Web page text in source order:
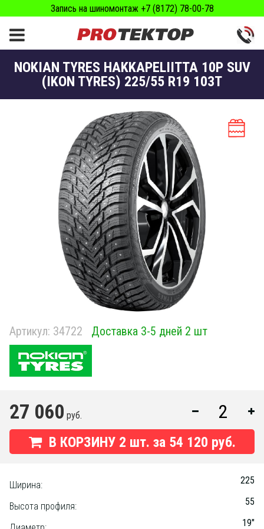
Запись на шиномонтаж +7 (8172) 78-00-78
NOKIAN TYRES HAKKAPELIITTA 10P SUV
(IKON TYRES) 225/55 R19 103T
Артикул: 34722 Доставка 3-5 дней 2 шт
27 060 руб.
В КОРЗИНУ 2 шт. за 54 120 руб.
Ширина: 225
Высота профиля: 55
19"